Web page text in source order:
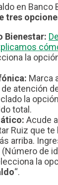
en Banco
tres
Bienestar:
la
Marca
atención
la
total.
Acude
Ruiz que te
arriba.
(Número de
la
“.